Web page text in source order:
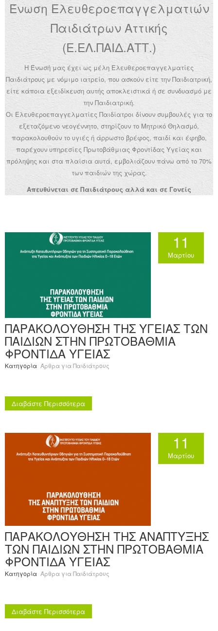
Ένωση Ελευθεροεπαγγελματιών
Παιδιάτρων Αττικής
(Ε.ΕΛ.ΠΑΙΔ.ΑΤΤ.)
Η Ένωσή μας έχει ως μέλη Ελευθεροεπαγγελματίες
Παιδιάτρους με νόμιμο ιατρείο, που ασκούν είτε την Παιδιατρική,
είτε κάποια εξειδίκευση αυτής αποκλειστικά ή σε συνδυασμό με
την Παιδιατρική.
Οι Ελευθεροεπαγγελματίες Παιδίατροι δίνουν συμβουλές για το
εξεταζόμενο νεογέννητο, στηρίζουν το Μητρικό Θηλασμό,
παρακολουθούν το υγιές ή άρρωστο βρέφος, παιδί και έφηβο,
παρέχουν υπηρεσίες Πρωτοβάθμιας Φροντίδας Υγείας και
πρόληψης και στα πλαίσια αυτά, εμβολιάζουν πάνω από το 70%
των παιδιών της χώρας.
Απευθύνεται σε Παιδιάτρους αλλά και σε Γονείς
11
Μαρτίου
ΠΑΡΑΚΟΛΟΥΘΗΣΗ ΤΗΣ ΥΓΕΙΑΣ ΤΩΝ
ΠΑΙΔΙΩΝ ΣΤΗΝ ΠΡΩΤΟΒΑΘΜΙΑ
ΦΡΟΝΤΙΔΑ ΥΓΕΙΑΣ
Κατηγορία Άρθρα για Παιδιάτρους
Διαβάστε Περισσότερα
11
Μαρτίου
ΠΑΡΑΚΟΛΟΥΘΗΣΗ ΤΗΣ ΑΝΑΠΤΥΞΗΣ
ΤΩΝ ΠΑΙΔΙΩΝ ΣΤΗΝ ΠΡΩΤΟΒΑΘΜΙΑ
ΦΡΟΝΤΙΔΑ ΥΓΕΙΑΣ
Κατηγορία Άρθρα για Παιδιάτρους
Διαβάστε Περισσότερα
Ανακοινώσεις
Εργαλεία για Παιδιάτρους
Χρήσιμα Links
Επεξεργασία Προφίλ